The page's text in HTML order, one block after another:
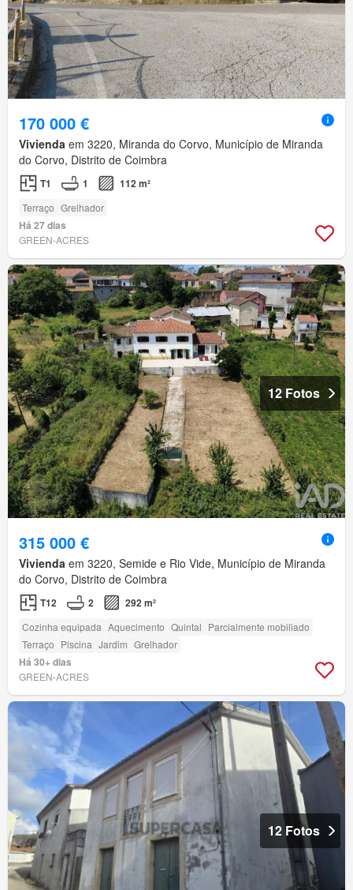
170 000 €
Vivienda em 3220, Miranda do Corvo, Município de Miranda
do Corvo, Distrito de Coimbra
T1 1 112 m²
Terraço Grelhador
Há 27 dias
GREEN-ACRES
12 Fotos
315 000 €
Vivienda em 3220, Semide e Rio Vide, Município de Miranda
do Corvo, Distrito de Coimbra
T12 2 292 m²
Cozinha equipada Aquecimento Quintal Parcialmente mobiliado
Terraço Piscina Jardim Grelhador
Há 30+ dias
GREEN-ACRES
12 Fotos